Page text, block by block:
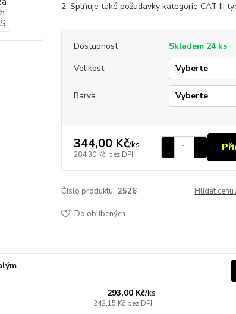
2. Splňuje také požadavky kategorie CAT III
Dostupnost
Skladem 24 ks
Velikost
Barva
344,00 Kč/ks
284,30 Kč bez DPH
Číslo produktu: 2526 Hlídat
Do oblíbených
293,00 Kč/ks
242,15 Kč bez DPH